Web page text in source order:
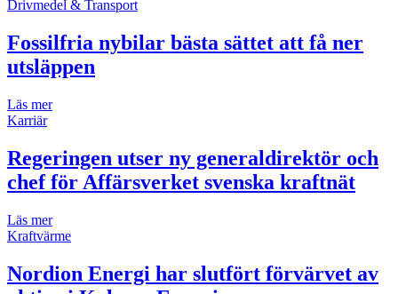
Drivmedel & Transport
Fossilfria nybilar bästa sättet att få ner
utsläppen
Läs mer
Karriär
Regeringen utser ny generaldirektör och
chef för Affärsverket svenska kraftnät
Läs mer
Kraftvärme
Nordion Energi har slutfört förvärvet av